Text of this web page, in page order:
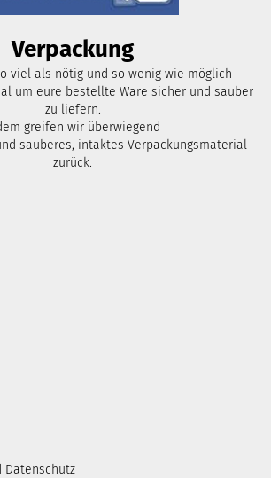
Verpackung
viel als nötig und so wenig wie möglich
um eure bestellte Ware sicher und sauber
zu liefern.
greifen wir überwiegend
sauberes, intaktes Verpackungsmaterial
zurück.
Datenschutz